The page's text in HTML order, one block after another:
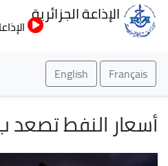
إلى
الإذاعة الجزائرية
الإذاعات
Français
English
أسعار النفط تصعد ب 0.99 بالمئة